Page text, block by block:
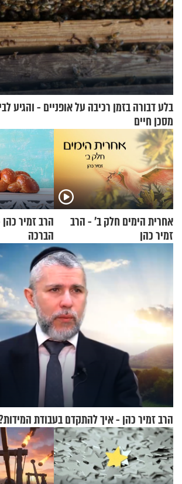
בלע דבורה בזמן רכיבה על אופניים - והגיע
מסכן חיים
אחרית הימים חלק ב’ - הרב
זמיר כהן
הרב זמיר
הברכה
הרב זמיר כהן - איך להתקדם בעבודת